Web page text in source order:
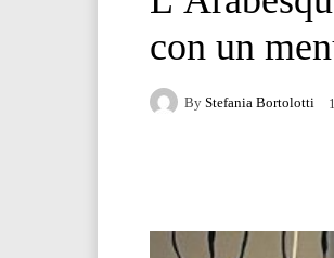
con un
By Stefania Bortolotti